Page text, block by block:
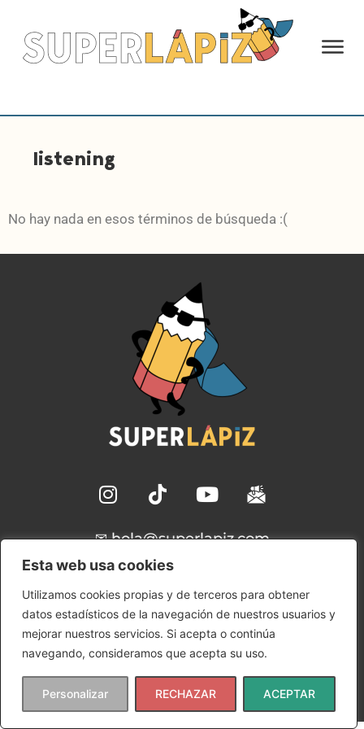
Esta web usa cookies
Utilizamos cookies propias y de terceros para obtener
datos estadísticos de la navegación de nuestros usuarios y
mejorar nuestros servicios. Si acepta o continúa
navegando, consideramos que acepta su uso.
Personalizar RECHAZAR ACEPTAR
listening
No hay nada en esos términos de búsqueda :(
✉ hola@superlapiz.com
Política de Cookies
Política de Privacidad
Condiciones de uso
Copyright © 2024 SuperLápiz | Ana María Gómez
Rudilla